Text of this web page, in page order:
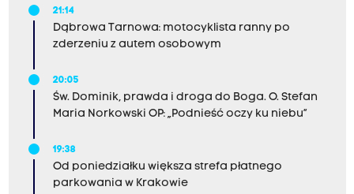
21:14
Dąbrowa Tarnowa: motocyklista ranny po
zderzeniu z autem osobowym
20:05
Św. Dominik, prawda i droga do Boga. O. Stefan
Maria Norkowski OP: „Podnieść oczy ku niebu”
19:38
Od poniedziałku większa strefa płatnego
parkowania w Krakowie